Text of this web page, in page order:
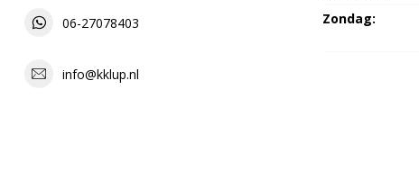
06-27078403
info@kklup.nl
Zondag: